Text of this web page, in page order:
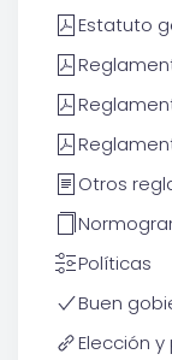
Estatuto
Otros
Políticas
Buen
Elección